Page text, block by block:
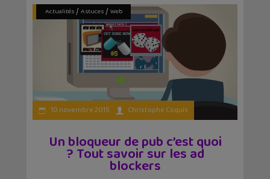
Actualités/ Astuces/ Web
10 novembre 2015 Christophe Coquis
Un bloqueur de pub c’est quoi
? Tout savoir sur les ad
blockers